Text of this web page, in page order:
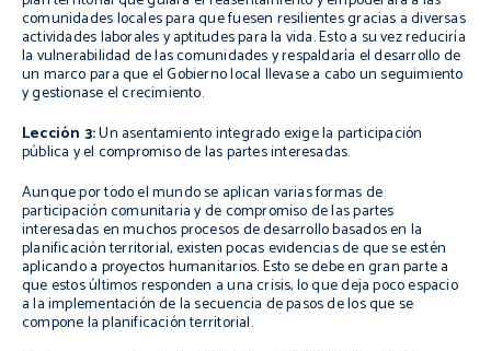
comunidades locales para que fuesen resilientes gracias a diversas
actividades laborales y aptitudes para la vida. Esto a su vez reduciría
la vulnerabilidad de las comunidades y respaldaría el desarrollo de
un marco para que el Gobierno local llevase a cabo un seguimiento
y gestionase el crecimiento.
Lección 3:Un asentamiento integrado exige la participación
pública y el compromiso de las partes interesadas.
Aunque por todo el mundo se aplican varias formas de
participación comunitaria y de compromiso de las partes
interesadas en muchos procesos de desarrollo basados en la
planificación territorial, existen pocas evidencias de que se estén
aplicando a proyectos humanitarios. Esto se debe en gran parte a
que estos últimos responden a una crisis, lo que deja poco espacio
a la implementación de la secuencia de pasos de los que se
compone la planificación territorial.